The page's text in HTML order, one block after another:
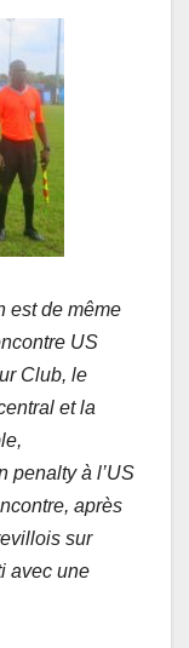
est de même
US
Club, le
et la
penalty à l’US
après
sur
avec une